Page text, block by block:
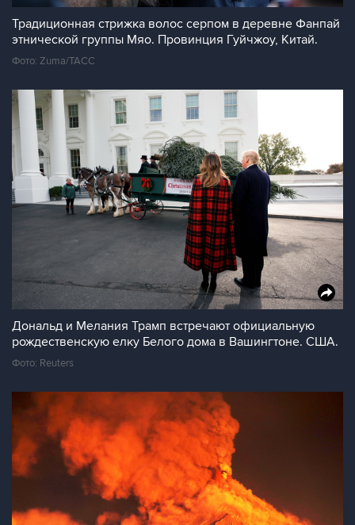
Традиционная стрижка волос серпом в деревне Фанпай
этнической группы Мяо. Провинция Гуйчжоу, Китай.
Фото: Zuma/ТАСС
Дональд и Мелания Трамп встречают официальную
рождественскую елку Белого дома в Вашингтоне. США.
Фото: Reuters